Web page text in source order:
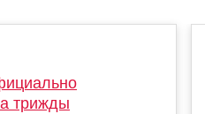
трижды